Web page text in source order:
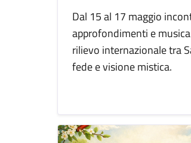
Dal 15 al 17 maggio
approfondimenti e
rilievo internazionale tra
fede e visione mistica.